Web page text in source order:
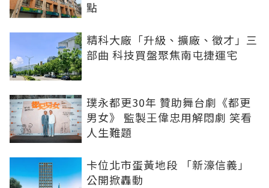
點
精科大廠「升級、擴廠、徵才」三
部曲 科技買盤聚焦南屯捷運宅
璞永都更30年 贊助舞台劇《都更
男女》 監製王偉忠用解悶劇 笑看
人生難題
卡位北市蛋黃地段 「新濠信義」
公開掀轟動